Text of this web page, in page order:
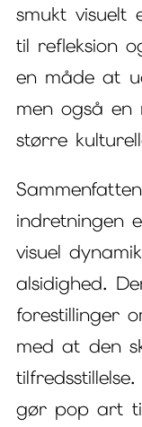
smukt visuelt
til refleksion
en måde at
men også
større
indretningen
visuel
alsidighed.
forestillinger
med at den
gør pop art